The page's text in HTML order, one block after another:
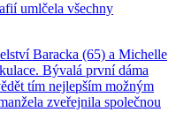
umlčela všechny
Baracka (65) a Michelle
Bývalá první dáma
tím nejlepším možným
zveřejnila společnou